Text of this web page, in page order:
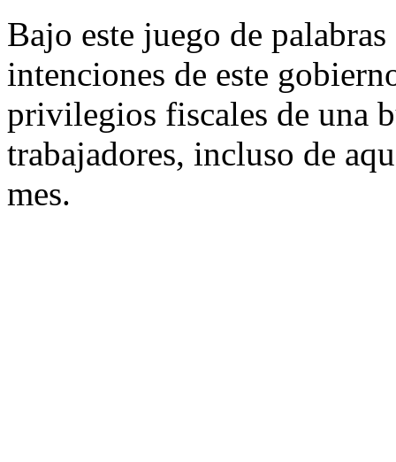
Bajo este juego de
intenciones de este
privilegios fiscales de una
trabajadores, incluso de
mes.